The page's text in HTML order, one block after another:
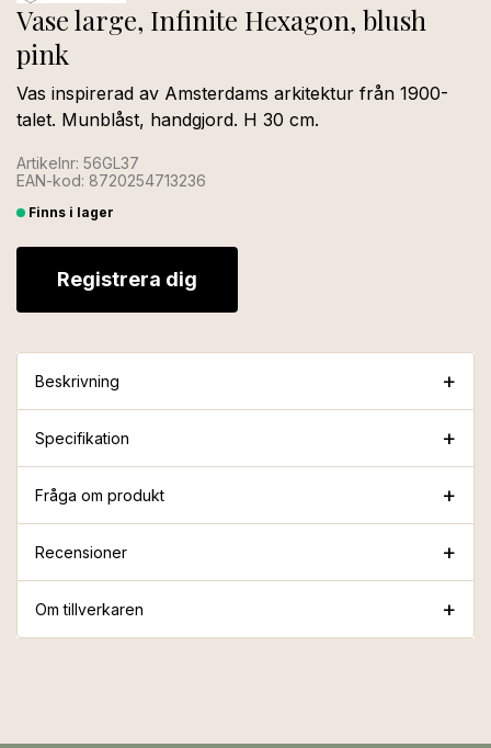
Vase large, Infinite Hexagon, blush
pink
Vas inspirerad av Amsterdams arkitektur från 1900-
talet. Munblåst, handgjord. H 30 cm.
Artikelnr: 56GL37
EAN-kod: 8720254713236
Finns i lager
Registrera dig
Beskrivning
Specifikation
Fråga om produkt
Recensioner
Om tillverkaren